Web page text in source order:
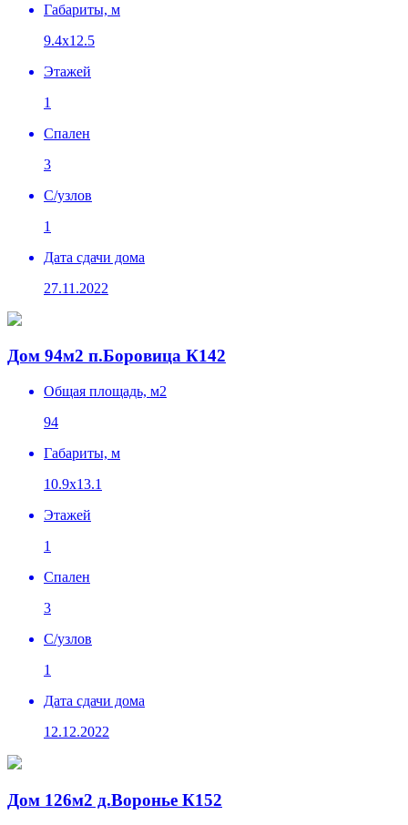
Габариты, м
9.4х12.5
Этажей
1
Спален
3
C/узлов
1
Дата сдачи дома
27.11.2022
Дом 94м2 п.Боровица К142
Общая площадь, м2
94
Габариты, м
10.9х13.1
Этажей
1
Спален
3
C/узлов
1
Дата сдачи дома
12.12.2022
Дом 126м2 д.Воронье К152